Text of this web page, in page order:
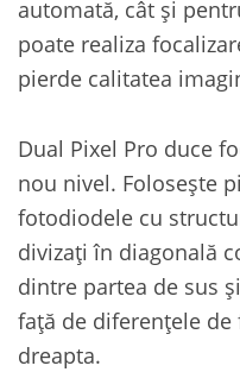
automată, cât și
poate realiza
pierde calitatea
Dual Pixel Pro duce
nou nivel. Folosește
fotodiodele cu
divizați în diagonală
dintre partea de sus
față de diferențele de
dreapta.